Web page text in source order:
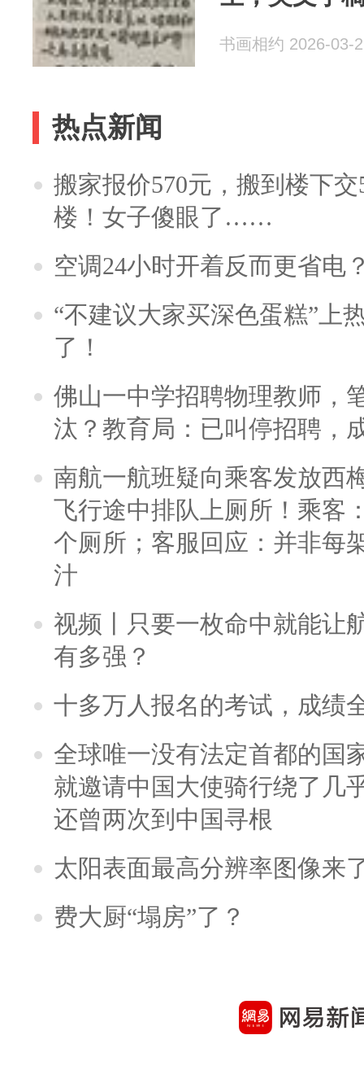
书画相约 2026-03-
热点新闻
搬家报价570元，搬到楼下
楼！女子傻眼了……
空调24小时开着反而更省电
“不建议大家买深色蛋糕”上
了！
佛山一中学招聘物理教师，
汰？教育局：已叫停招聘，
南航一航班疑向乘客发放西
飞行途中排队上厕所！乘客
个厕所；客服回应：并非每
汁
视频丨只要一枚命中就能让
有多强？
十多万人报名的考试，成绩
全球唯一没有法定首都的国
就邀请中国大使骑行绕了几
还曾两次到中国寻根
太阳表面最高分辨率图像来
费大厨“塌房”了？